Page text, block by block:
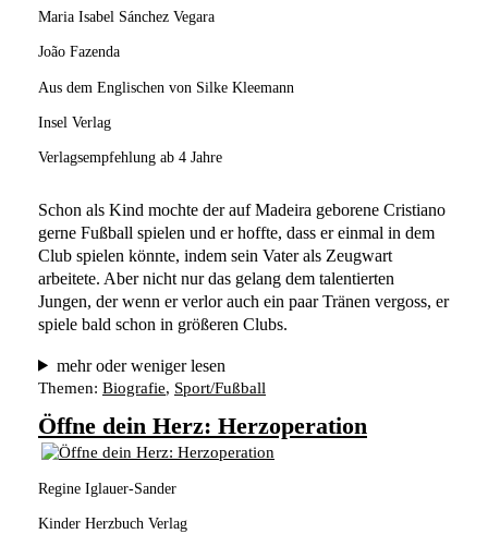
Maria Isabel Sánchez Vegara
João Fazenda
Aus dem Englischen von Silke Kleemann
Insel Verlag
Verlagsempfehlung ab 4 Jahre
Schon als Kind mochte der auf Madeira geborene Cristiano
gerne Fußball spielen und er hoffte, dass er einmal in dem
Club spielen könnte, indem sein Vater als Zeugwart
arbeitete. Aber nicht nur das gelang dem talentierten
Jungen, der wenn er verlor auch ein paar Tränen vergoss, er
spiele bald schon in größeren Clubs.
mehr oder weniger lesen
Themen: Biografie, Sport/Fußball
Öffne dein Herz: Herzoperation
Regine Iglauer-Sander
Kinder Herzbuch Verlag